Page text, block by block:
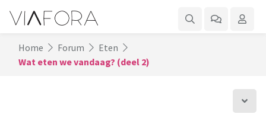
Home Forum
Eten
Wat eten we vandaag? (deel 2)